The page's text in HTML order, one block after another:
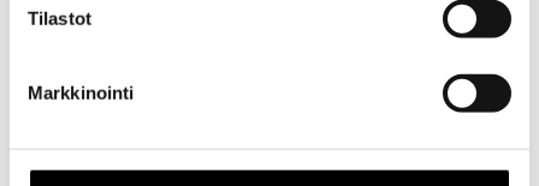
Tilastot
Markkinointi